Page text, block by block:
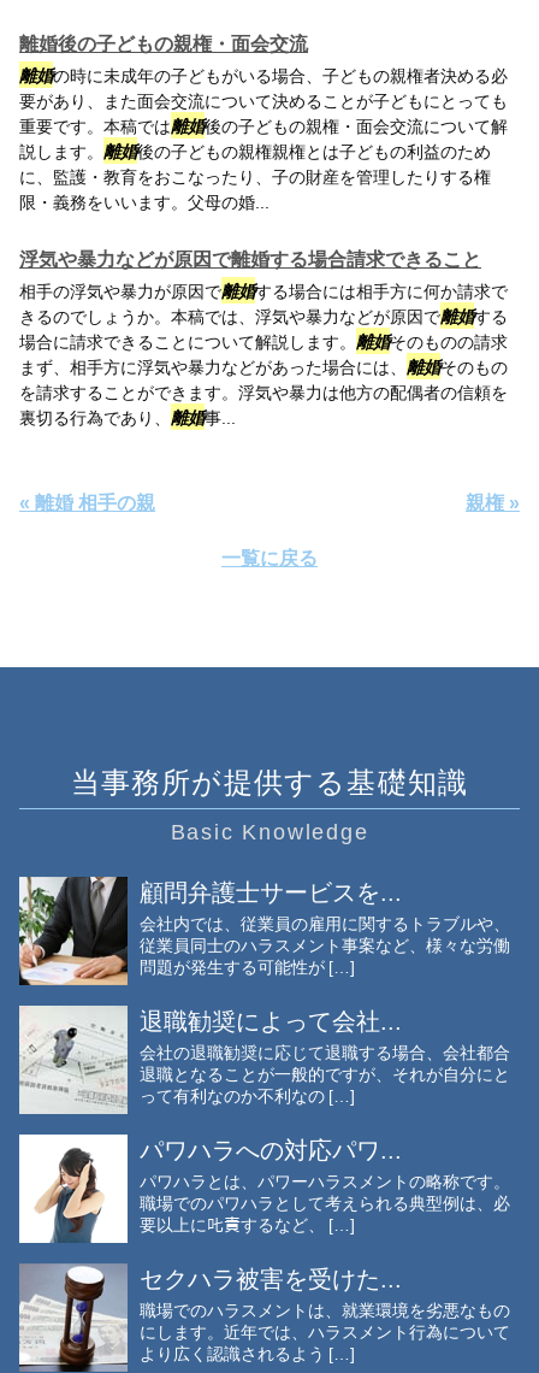
離婚後の子どもの親権・面会交流
離婚の時に未成年の子どもがいる場合、子どもの親権者決める必
要があり、また面会交流について決めることが子どもにとっても
重要です。本稿では離婚後の子どもの親権・面会交流について解
説します。 離婚後の子どもの親権親権とは子どもの利益のため
に、監護・教育をおこなったり、子の財産を管理したりする権
限・義務をいいます。父母の婚...
浮気や暴力などが原因で離婚する場合請求できること
相手の浮気や暴力が原因で離婚する場合には相手方に何か請求で
きるのでしょうか。本稿では、浮気や暴力などが原因で離婚する
場合に請求できることについて解説します。 離婚そのものの請求
まず、相手方に浮気や暴力などがあった場合には、 離婚そのもの
を請求することができます。浮気や暴力は他方の配偶者の信頼を
裏切る行為であり、 離婚事...
« 離婚 相手の親
親権 »
一覧に戻る
当事務所が提供する基礎知識
Basic Knowledge
顧問弁護士サービスを...
会社内では、従業員の雇用に関するトラブルや、
従業員同士のハラスメント事案など、様々な労働
問題が発生する可能性が […]
退職勧奨によって会社...
会社の退職勧奨に応じて退職する場合、会社都合
退職となることが一般的ですが、それが自分にと
って有利なのか不利なの […]
パワハラへの対応パワ...
パワハラとは、パワーハラスメントの略称です。
職場でのパワハラとして考えられる典型例は、必
要以上に𠮟責するなど、 […]
セクハラ被害を受けた...
職場でのハラスメントは、就業環境を劣悪なもの
にします。近年では、ハラスメント行為について
より広く認識されるよう […]